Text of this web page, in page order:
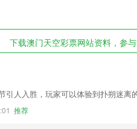
下载澳门天空彩票网站资料，参
引人入胜，玩家可以体验到扑朔迷离
推荐